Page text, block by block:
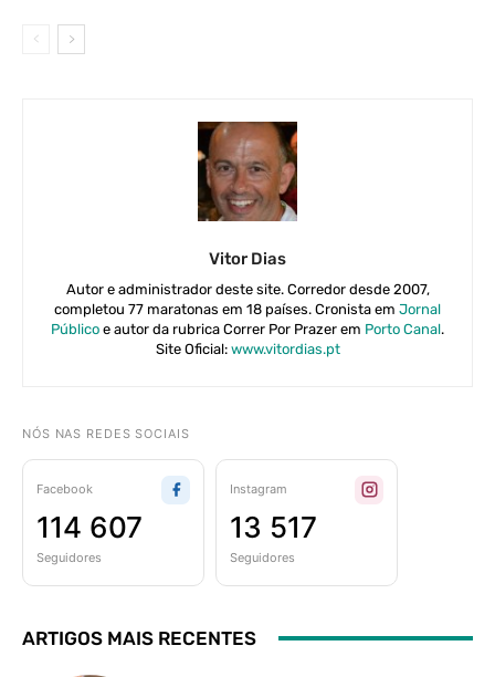
Vitor Dias
Autor e administrador deste site. Corredor desde 2007,
completou 77 maratonas em 18 países. Cronista em Jornal
Público e autor da rubrica Correr Por Prazer em Porto Canal.
Site Oficial: www.vitordias.pt
NÓS NAS REDES SOCIAIS
Facebook
114 607
Seguidores
Instagram
13 517
Seguidores
ARTIGOS MAIS RECENTES